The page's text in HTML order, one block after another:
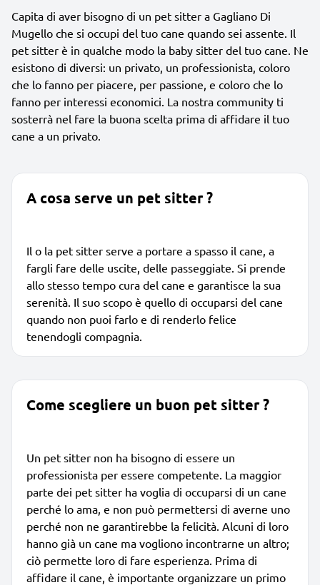
Capita di aver bisogno di un pet sitter a Gagliano Di
Mugello che si occupi del tuo cane quando sei assente. Il
pet sitter è in qualche modo la baby sitter del tuo cane. Ne
esistono di diversi: un privato, un professionista, coloro
che lo fanno per piacere, per passione, e coloro che lo
fanno per interessi economici. La nostra community ti
sosterrà nel fare la buona scelta prima di affidare il tuo
cane a un privato.
A cosa serve un pet sitter ?
Il o la pet sitter serve a portare a spasso il cane, a
fargli fare delle uscite, delle passeggiate. Si prende
allo stesso tempo cura del cane e garantisce la sua
serenità. Il suo scopo è quello di occuparsi del cane
quando non puoi farlo e di renderlo felice
tenendogli compagnia.
Come scegliere un buon pet sitter ?
Un pet sitter non ha bisogno di essere un
professionista per essere competente. La maggior
parte dei pet sitter ha voglia di occuparsi di un cane
perché lo ama, e non può permettersi di averne uno
perché non ne garantirebbe la felicità. Alcuni di loro
hanno già un cane ma vogliono incontrarne un altro;
ciò permette loro di fare esperienza. Prima di
affidare il cane, è importante organizzare un primo